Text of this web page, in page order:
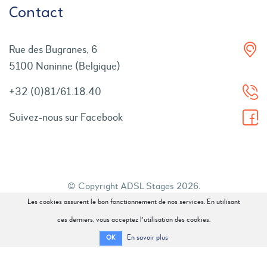
Les cookies assurent le bon fonctionnement de nos services. En utilisant
ces derniers, vous acceptez l'utilisation des cookies.
OK En savoir plus
Contact
Rue des Bugranes, 6
5100 Naninne (Belgique)
+32 (0)81/61.18.40
Suivez-nous sur Facebook
© Copyright ADSL Stages 2026.
Tous droits réservés.